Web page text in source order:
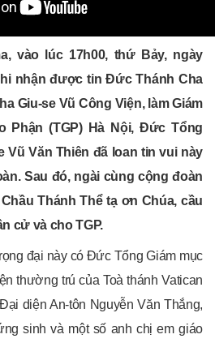
vào lúc 17h00, thứ Bảy, ngày
nhận được tin Đức Thánh Cha
Giu-se Vũ Công Viện, làm Giám
Phận (TGP) Hà Nội, Đức Tổng
Vũ Văn Thiên đã loan tin vui này
Sau đó, ngài cùng cộng đoàn
Thánh Thể tạ ơn Chúa, cầu
cử và cho TGP.
đại này có Đức Tổng Giám mục
thường trú của Toà thánh Vatican
diện An-tôn Nguyễn Văn Thắng,
sinh và một số anh chị em giáo